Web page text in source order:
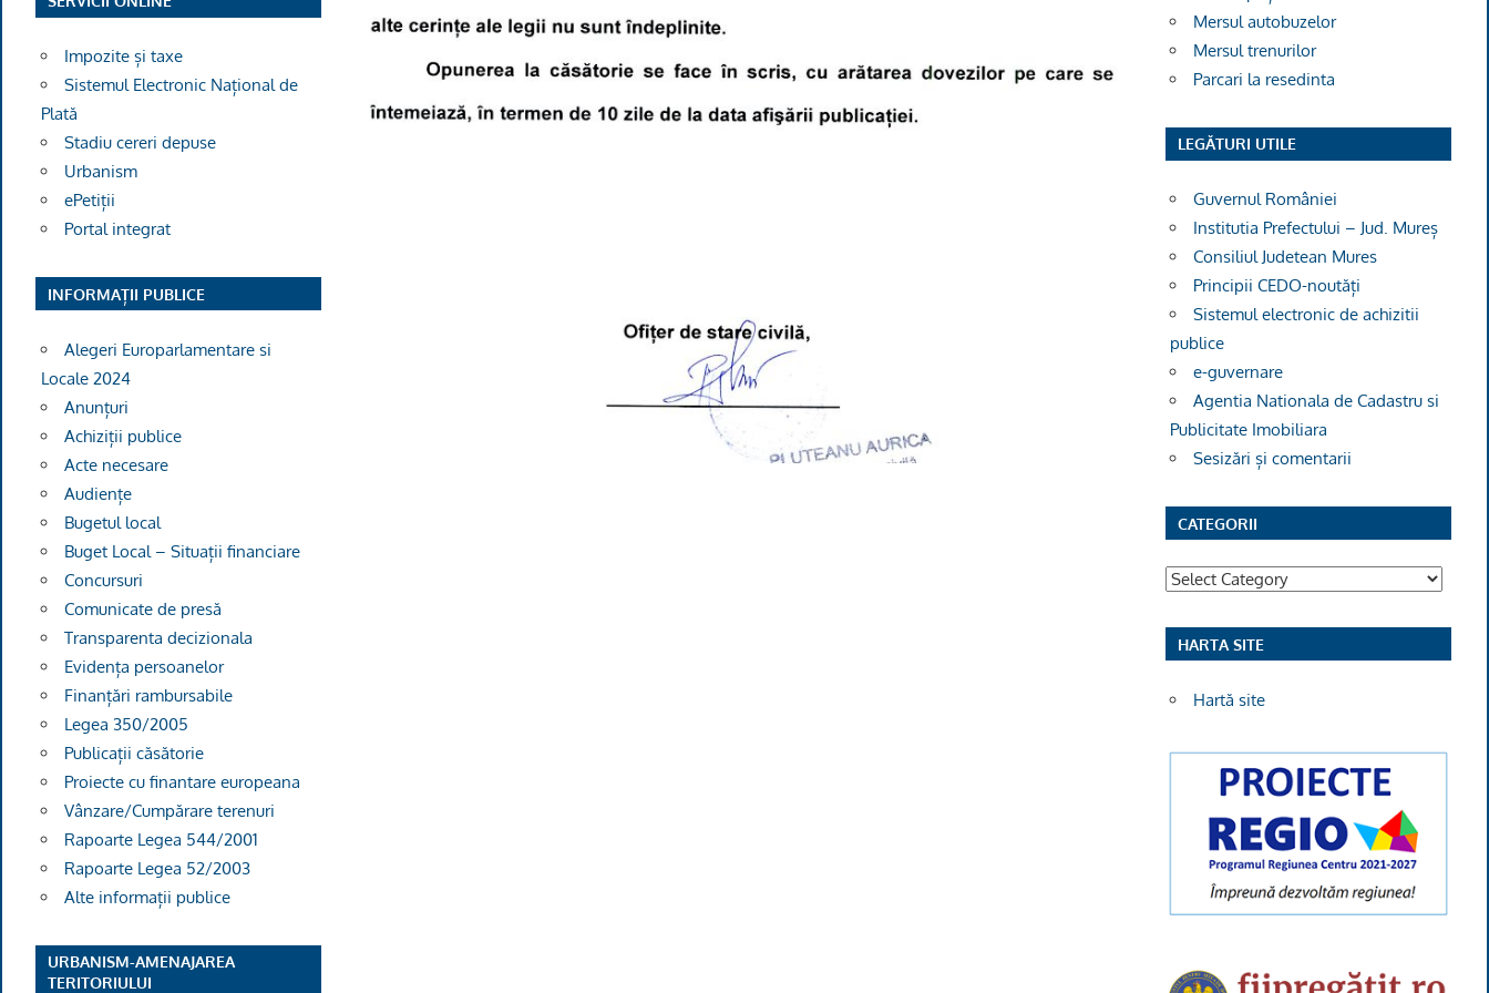
Impozite și taxe
Sistemul Electronic Național de
Plată
Stadiu cereri depuse
Urbanism
ePetiții
Portal integrat
INFORMAȚII PUBLICE
Alegeri Europarlamentare si
Locale 2024
Anunțuri
Achiziții publice
Acte necesare
Audiențe
Bugetul local
Buget Local – Situații financiare
Concursuri
Comunicate de presă
Transparenta decizionala
Evidența persoanelor
Finanțări rambursabile
Legea 350/2005
Publicații căsătorie
Proiecte cu finantare europeana
Vânzare/Cumpărare terenuri
Rapoarte Legea 544/2001
Rapoarte Legea 52/2003
Alte informații publice
URBANISM-AMENAJAREA
TERITORIULUI
Mersul autobuzelor
Mersul trenurilor
Parcari la resedinta
LEGĂTURI UTILE
Guvernul României
Institutia Prefectului – Jud. Mureș
Consiliul Judetean Mures
Principii CEDO-noutăți
Sistemul electronic de achizitii
publice
e-guvernare
Agentia Nationala de Cadastru si
Publicitate Imobiliara
Sesizări și comentarii
CATEGORII
Categorii
HARTA SITE
Hartă site